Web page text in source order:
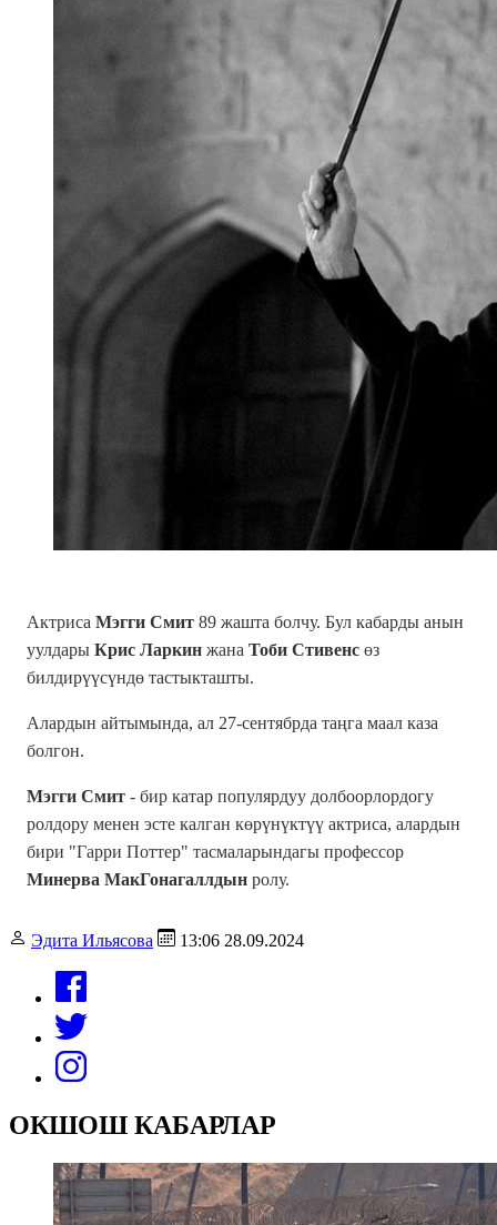
Актриса Мэгги Смит 89 жашта болчу. Бул кабарды анын
уулдары Крис Ларкин жана Тоби Стивенс өз
билдирүүсүндө тастыкташты.
Алардын айтымында, ал 27-сентябрда таңга маал каза
болгон.
Мэгги Смит - бир катар популярдуу долбоорлордогу
ролдору менен эсте калган көрүнүктүү актриса, алардын
бири "Гарри Поттер" тасмаларындагы профессор
Минерва МакГонагаллдын ролу.
Эдита Ильясова 13:06 28.09.2024
ОКШОШ КАБАРЛАР